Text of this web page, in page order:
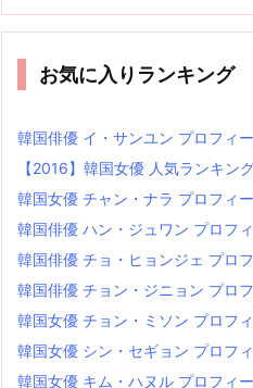
リ
お気に入りランキング
韓国俳優 イ・サンユン プロフィ
【2016】韓国女優 人気ランキン
韓国女優 チャン・ナラ プロフィ
韓国俳優 ハン・ジュワン プロフ
韓国俳優 チョ・ヒョンジェ プロ
韓国俳優 チョン・ジニョン プロ
韓国女優 チョン・ミソン プロフ
韓国女優 シン・セギョン プロフ
韓国女優 キム・ハヌル プロフィ